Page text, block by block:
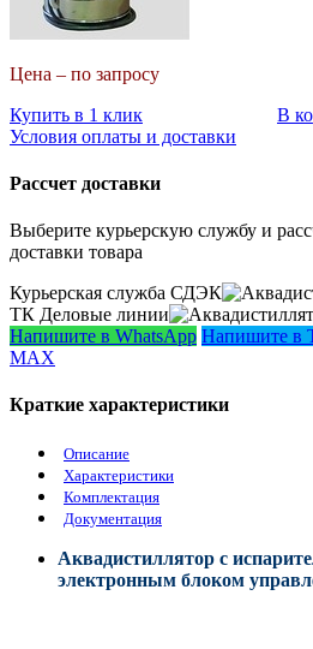
Цена – по запросу
Купить в 1 клик
В
Условия оплаты и доставки
Рассчет доставки
Выберите курьерскую службу и
доставки товара
Курьерская служба СДЭК
ТК Деловые линии
Напишите в WhatsApp Напишите в
MAX
Краткие характеристики
Описание
Характеристики
Комплектация
Документация
Аквадистиллятор с
электронным блоком